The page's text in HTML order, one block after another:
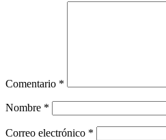
Comentario *
Nombre *
Correo electrónico *